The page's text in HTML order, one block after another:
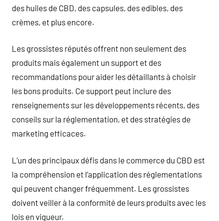
des huiles de CBD, des capsules, des edibles, des
crèmes, et plus encore.
Les grossistes réputés offrent non seulement des
produits mais également un support et des
recommandations pour aider les détaillants à choisir
les bons produits. Ce support peut inclure des
renseignements sur les développements récents, des
conseils sur la réglementation, et des stratégies de
marketing efficaces.
L’un des principaux défis dans le commerce du CBD est
la compréhension et l’application des réglementations
qui peuvent changer fréquemment. Les grossistes
doivent veiller à la conformité de leurs produits avec les
lois en vigueur.